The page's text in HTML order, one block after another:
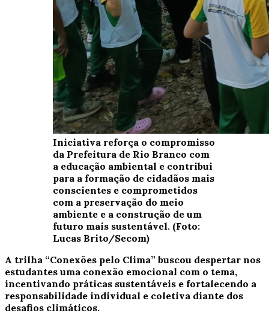
Iniciativa reforça o compromisso
da Prefeitura de Rio Branco com
a educação ambiental e contribui
para a formação de cidadãos mais
conscientes e comprometidos
com a preservação do meio
ambiente e a construção de um
futuro mais sustentável. (Foto:
Lucas Brito/Secom)
A trilha “Conexões pelo Clima” buscou despertar nos
estudantes uma conexão emocional com o tema,
incentivando práticas sustentáveis e fortalecendo a
responsabilidade individual e coletiva diante dos
desafios climáticos.